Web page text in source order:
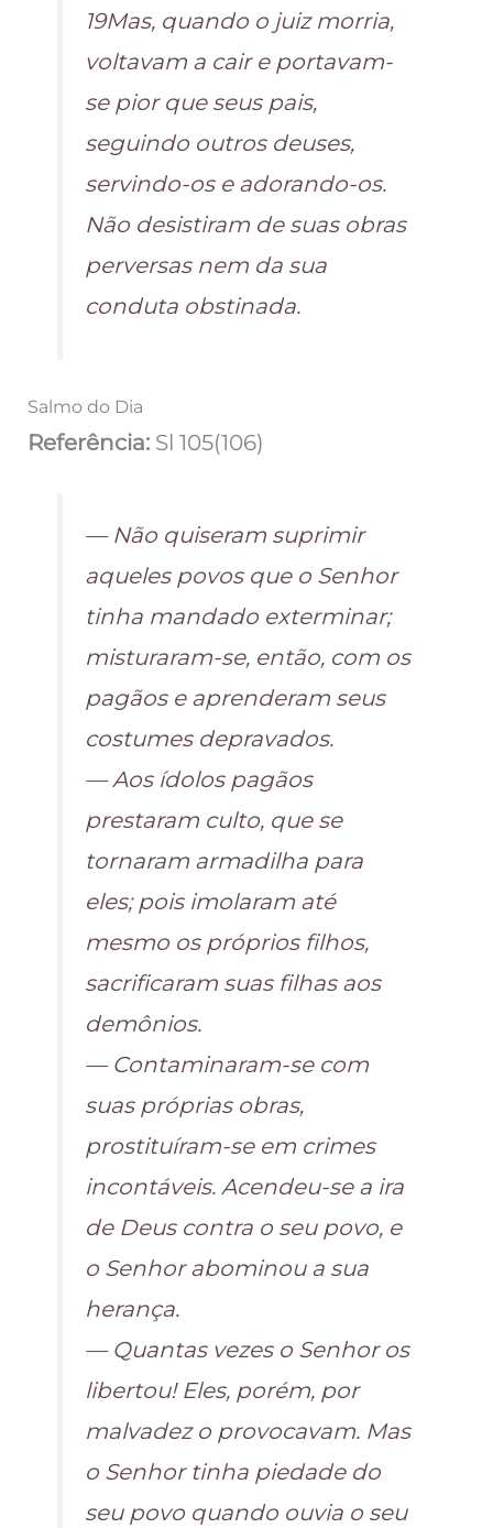
19Mas, quando o juiz morria,
voltavam a cair e portavam-
se pior que seus pais,
seguindo outros deuses,
servindo-os e adorando-os.
Não desistiram de suas obras
perversas nem da sua
conduta obstinada.
Salmo do Dia
Referência: Sl 105(106)
— Não quiseram suprimir
aqueles povos que o Senhor
tinha mandado exterminar;
misturaram-se, então, com os
pagãos e aprenderam seus
costumes depravados.
— Aos ídolos pagãos
prestaram culto, que se
tornaram armadilha para
eles; pois imolaram até
mesmo os próprios filhos,
sacrificaram suas filhas aos
demônios.
— Contaminaram-se com
suas próprias obras,
prostituíram-se em crimes
incontáveis. Acendeu-se a ira
de Deus contra o seu povo, e
o Senhor abominou a sua
herança.
— Quantas vezes o Senhor os
libertou! Eles, porém, por
malvadez o provocavam. Mas
o Senhor tinha piedade do
seu povo quando ouvia o seu